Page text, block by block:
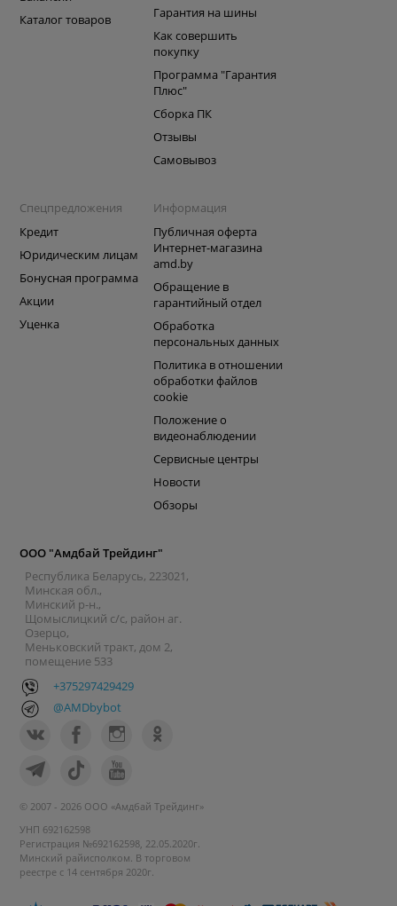
Каталог товаров
Гарантия на шины
Как совершить
покупку
Программа "Гарантия
Плюс"
Сборка ПК
Отзывы
Самовывоз
Спецпредложения
Кредит
Юридическим лицам
Бонусная программа
Акции
Уценка
Информация
Публичная оферта
Интернет-магазина
amd.by
Обращение в
гарантийный отдел
Обработка
персональных данных
Политика в отношении
обработки файлов
cookie
Положение о
видеонаблюдении
Сервисные центры
Новости
Обзоры
ООО "Амдбай Трейдинг"
Республика Беларусь, 223021,
Минская обл.,
Минский р-н.,
Щомыслицкий с/с, район аг.
Озерцо,
Меньковский тракт, дом 2,
помещение 533
+375297429429
@AMDbybot
© 2007 - 2026 ООО «Амдбай Трейдинг»
УНП 692162598
Регистрация №692162598, 22.05.2020г.
Минский райисполком. В торговом
реестре с 14 сентября 2020г.